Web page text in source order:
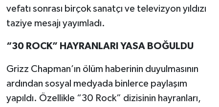
vefatı sonrası birçok sanatçı ve televizyon yıldızı
taziye mesajı yayımladı.
“30 ROCK” HAYRANLARI YASA BOĞULDU
Grizz Chapman’ın ölüm haberinin duyulmasının
ardından sosyal medyada binlerce paylaşım
yapıldı. Özellikle “30 Rock” dizisinin hayranları,